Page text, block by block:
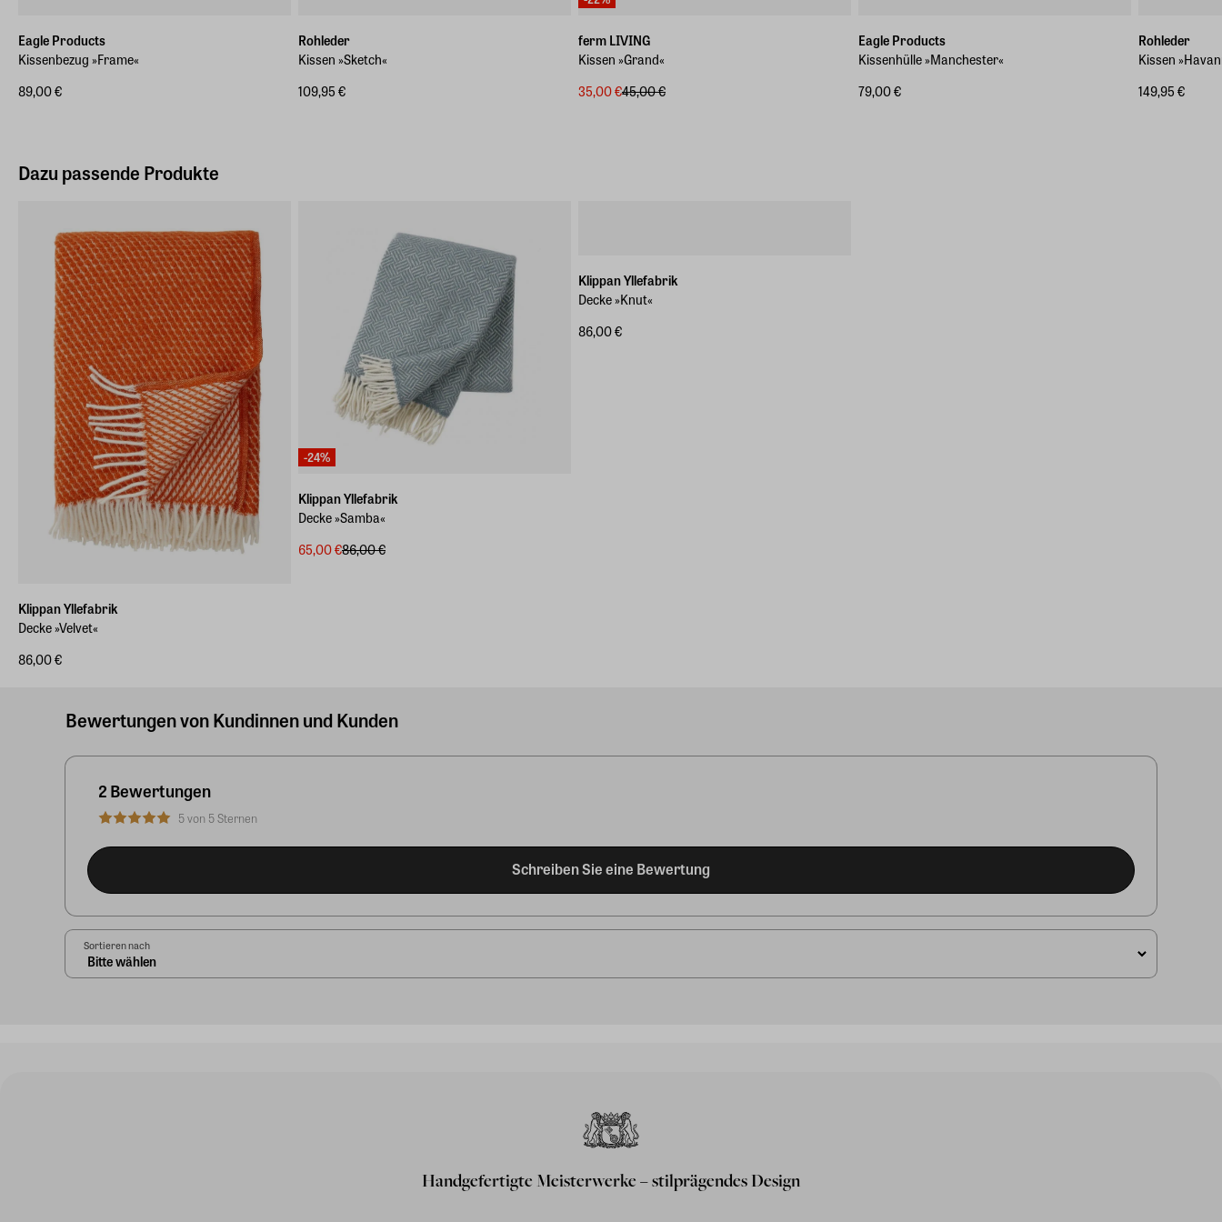
Eagle Products
Kissenbezug »Frame«
89,00 €
Rohleder
Kissen »Sketch«
109,95 €
ferm LIVING
Kissen »Grand«
35,00 €45,00 €
Eagle Products
Kissenhülle »Manchester«
79,00 €
Rohleder
Kissen
149,95 €
Dazu passende Produkte
Klippan Yllefabrik
Decke »Velvet«
86,00 €
-24%
Klippan Yllefabrik
Decke »Samba«
65,00 €86,00 €
Klippan Yllefabrik
Decke »Knut«
86,00 €
Bewertungen von Kundinnen und Kunden
2 Bewertungen
5 von 5 Sternen
Schreiben Sie eine Bewertung
Sortieren nach
Handgefertigte Meisterwerke – stilprägendes Design